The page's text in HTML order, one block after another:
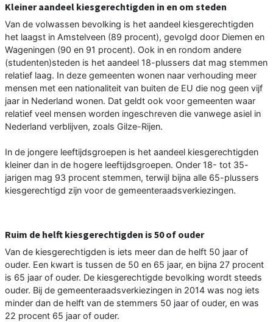
Kleiner aandeel kiesgerechtigden in en om steden
Van de volwassen bevolking is het aandeel kiesgerechtigden
het laagst in Amstelveen (89 procent), gevolgd door Diemen en
Wageningen (90 en 91 procent). Ook in en rondom andere
(studenten)steden is het aandeel 18-plussers dat mag stemmen
relatief laag. In deze gemeenten wonen naar verhouding meer
mensen met een nationaliteit van buiten de EU die nog geen vijf
jaar in Nederland wonen. Dat geldt ook voor gemeenten waar
relatief veel mensen worden ingeschreven die vanwege asiel in
Nederland verblijven, zoals Gilze-Rijen.
In de jongere leeftijdsgroepen is het aandeel kiesgerechtigden
kleiner dan in de hogere leeftijdsgroepen. Onder 18- tot 35-
jarigen mag 93 procent stemmen, terwijl bijna alle 65-plussers
kiesgerechtigd zijn voor de gemeenteraadsverkiezingen.
Ruim de helft kiesgerechtigden is 50 of ouder
Van de kiesgerechtigden is iets meer dan de helft 50 jaar of
ouder. Een kwart is tussen de 50 en 65 jaar, en bijna 27 procent
is 65 jaar of ouder. De kiesgerechtigde bevolking wordt steeds
ouder. Bij de gemeenteraadsverkiezingen in 2014 was nog iets
minder dan de helft van de stemmers 50 jaar of ouder, en was
22 procent 65 jaar of ouder.